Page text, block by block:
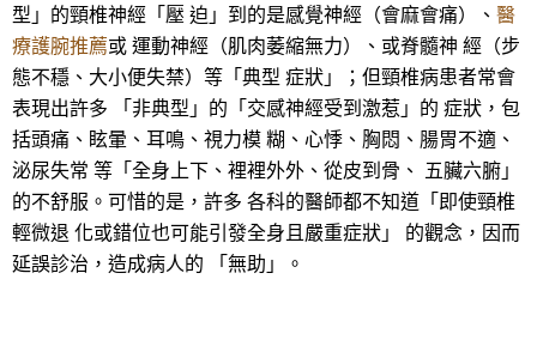
型」的頸椎神經「壓 迫」到的是感覺神經（會麻會痛）、 醫
療護腕推薦或 運動神經（肌肉萎縮無力）、或脊髓神 經（步
態不穩、大小便失禁）等「典型 症狀」；但頸椎病患者常會
表現出許多 「非典型」的「交感神經受到激惹」的 症狀，包
括頭痛、眩暈、耳鳴、視力模 糊、心悸、胸悶、腸胃不適、
泌尿失常 等「全身上下、裡裡外外、從皮到骨、 五臟六腑」
的不舒服。可惜的是，許多 各科的醫師都不知道「即使頸椎
輕微退 化或錯位也可能引發全身且嚴重症狀」 的觀念，因而
延誤診治，造成病人的 「無助」。